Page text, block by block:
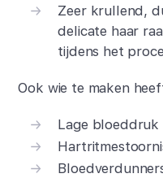
Zeer krullend,
delicate haar
tijdens het
Ook wie te maken
Lage bloeddruk